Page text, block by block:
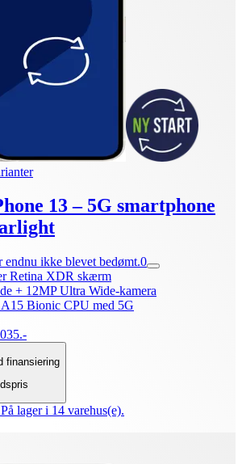
13 – 5G smartphone
endnu ikke blevet bedømt.0
Retina XDR skærm
+ 12MP Ultra Wide-kamera
Bionic CPU med 5G
finansiering
lager i 14 varehus(e).